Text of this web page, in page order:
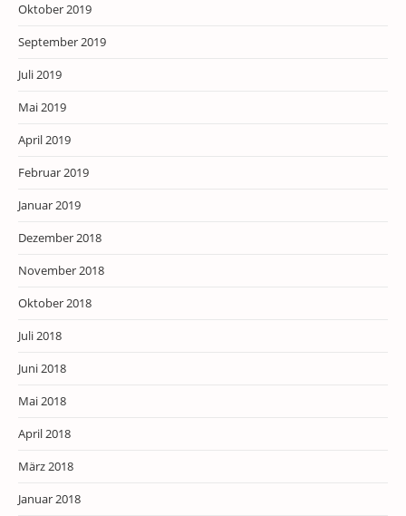
Oktober 2019
September 2019
Juli 2019
Mai 2019
April 2019
Februar 2019
Januar 2019
Dezember 2018
November 2018
Oktober 2018
Juli 2018
Juni 2018
Mai 2018
April 2018
März 2018
Januar 2018